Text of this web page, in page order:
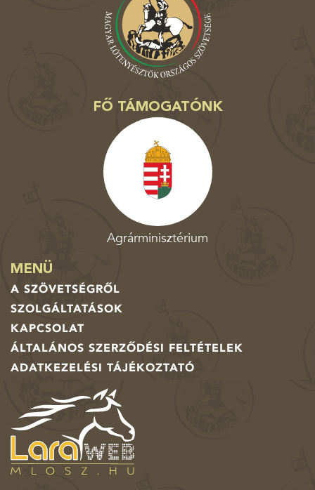
FŐ TÁMOGATÓNK
Agrárminisztérium
MENÜ
A SZÖVETSÉGRŐL
SZOLGÁLTATÁSOK
KAPCSOLAT
ÁLTALÁNOS SZERZŐDÉSI FELTÉTELEK
ADATKEZELÉSI TÁJÉKOZTATÓ